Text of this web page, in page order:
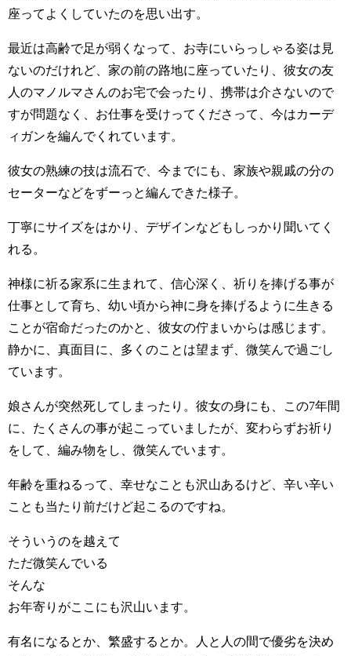
座ってよくしていたのを思い出す。
最近は高齢で足が弱くなって、お寺にいらっしゃる姿は見
ないのだけれど、家の前の路地に座っていたり、彼女の友
人のマノルマさんのお宅で会ったり、携帯は介さないので
すが問題なく、お仕事を受けってくださって、今はカーデ
ィガンを編んでくれています。
彼女の熟練の技は流石で、今までにも、家族や親戚の分の
セーターなどをずーっと編んできた様子。
丁寧にサイズをはかり、デザインなどもしっかり聞いてく
れる。
神様に祈る家系に生まれて、信心深く、祈りを捧げる事が
仕事として育ち、幼い頃から神に身を捧げるように生きる
ことが宿命だったのかと、彼女の佇まいからは感じます。
静かに、真面目に、多くのことは望まず、微笑んで過ごし
ています。
娘さんが突然死してしまったり。彼女の身にも、この7年間
に、たくさんの事が起こっていましたが、変わらずお祈り
をして、編み物をし、微笑んでいます。
年齢を重ねるって、幸せなことも沢山あるけど、辛い辛い
ことも当たり前だけど起こるのですね。
そういうのを越えて
ただ微笑んでいる
そんな
お年寄りがここにも沢山います。
有名になるとか、繁盛するとか。人と人の間で優劣を決め